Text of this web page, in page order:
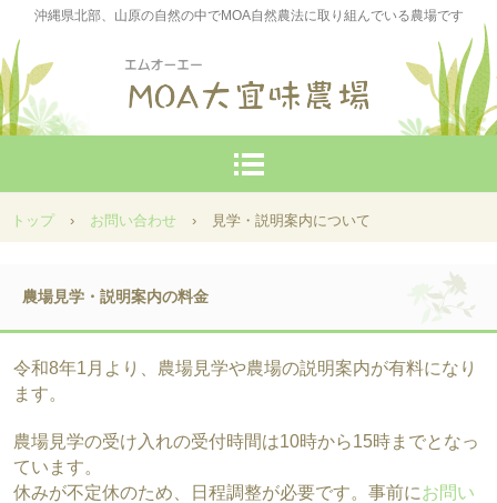
沖縄県北部、山原の自然の中でMOA自然農法に取り組んでいる農場です
トップ › お問い合わせ › 見学・説明案内について
農場見学・説明案内の料金
令和8年1月より、農場見学や農場の説明案内が有料になり
ます。
農場見学の受け入れの受付時間は10時から15時までとなっ
ています。
休みが不定休のため、日程調整が必要です。事前にお問い